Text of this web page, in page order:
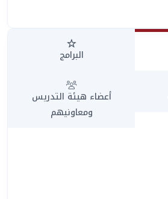
البرامج
أعضاء هيئة التدريس
ومعاونيهم